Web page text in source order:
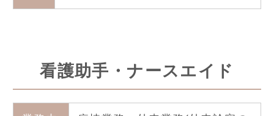
看護助手・ナースエイド